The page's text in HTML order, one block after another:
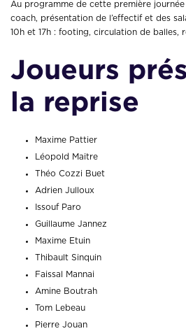
Au programme de cette première
coach, présentation de l’effectif et des
10h et 17h : footing, circulation de balles,
Joueurs
la reprise
Maxime Pattier
Léopold Maitre
Théo Cozzi Buet
Adrien Julloux
Issouf Paro
Guillaume Jannez
Maxime Etuin
Thibault Sinquin
Faissal Mannai
Amine Boutrah
Tom Lebeau
Pierre Jouan